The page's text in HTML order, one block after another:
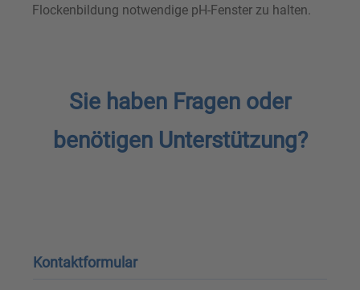
Flockenbildung notwendige pH-Fenster zu halten.
Sie haben Fragen oder
benötigen Unterstützung?
Kontaktformular